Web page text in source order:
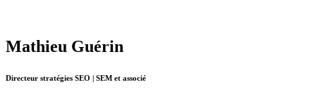
Mathieu Guérin
Directeur stratégies SEO | SEM et associé